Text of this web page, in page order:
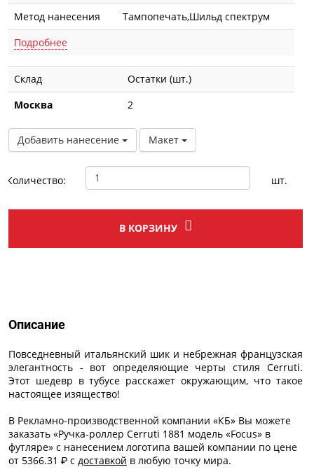
Метод нанесения
Тампопечать,Шильд спектрум
Подробнее
Склад
Остатки (шт.)
Москва
2
Добавить нанесение Макет
Количество: шт.
В КОРЗИНУ
Описание
Повседневный итальянский шик и небрежная французская
элегантность - вот определяющие черты стиля Cerruti.
Этот шедевр в тубусе расскажет окружающим, что такое
настоящее изящество!
В Рекламно-производственной компании «КБ» Вы можете
заказать «Ручка-роллер Cerruti 1881 модель «Focus» в
футляре» с нанесением логотипа вашей компании по цене
от 5366.31 ₽ с доставкой в любую точку мира.